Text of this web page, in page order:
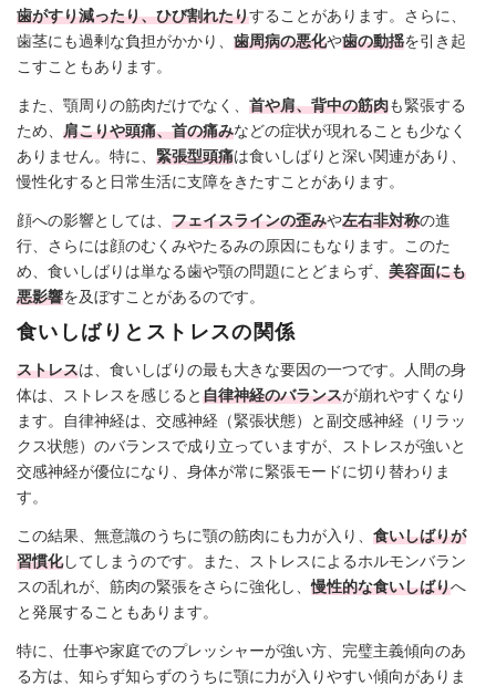
歯がすり減ったり、ひび割れたりすることがあります。さらに、
歯茎にも過剰な負担がかかり、 歯周病の悪化や歯の動揺を引き起
こすこともあります。
また、顎周りの筋肉だけでなく、 首や肩、背中の筋肉も緊張する
ため、 肩こりや頭痛、首の痛みなどの症状が現れることも少なく
ありません。特に、 緊張型頭痛は食いしばりと深い関連があり、
慢性化すると日常生活に支障をきたすことがあります。
顔への影響としては、 フェイスラインの歪みや左右非対称の進
行、さらには顔のむくみやたるみの原因にもなります。このた
め、食いしばりは単なる歯や顎の問題にとどまらず、 美容面にも
悪影響を及ぼすことがあるのです。
食いしばりとストレスの関係
ストレスは、食いしばりの最も大きな要因の一つです。人間の身
体は、ストレスを感じると自律神経のバランスが崩れやすくなり
ます。自律神経は、交感神経（緊張状態）と副交感神経（リラッ
クス状態）のバランスで成り立っていますが、ストレスが強いと
交感神経が優位になり、身体が常に緊張モードに切り替わりま
す。
この結果、無意識のうちに顎の筋肉にも力が入り、 食いしばりが
習慣化してしまうのです。また、ストレスによるホルモンバラン
スの乱れが、筋肉の緊張をさらに強化し、慢性的な食いしばりへ
と発展することもあります。
特に、仕事や家庭でのプレッシャーが強い方、完璧主義傾向のあ
る方は、知らず知らずのうちに顎に力が入りやすい傾向がありま